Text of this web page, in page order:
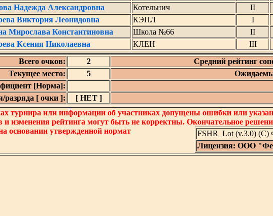
Надежда Александровна Котельнич II
Виктория Леонидовна КЭПЛ I
Мирослава Константиновна Школа №66 II
Ксения Николаевна КЛЕН III
Всего очков:
2
Средний рейтинг
Текущее место:
5
[Норма]:
разряда [ очки ]:
[ НЕТ ]
турнира или информации об участниках допущены ошибки или
и изменения рейтинга могут быть не корректны. Окончательное
основании утвержденной нормат
FSHR_Lot (v.3.0)
Лицензия: ООО